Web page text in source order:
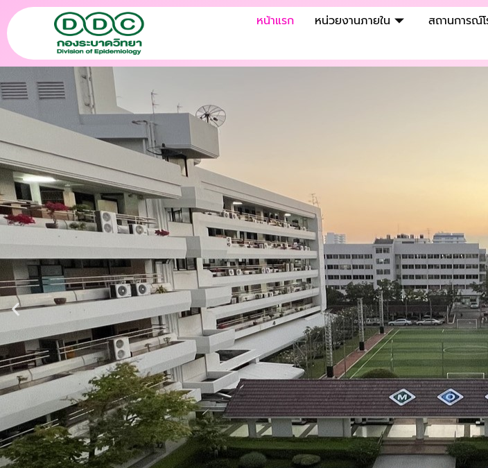
Skip
to
content
หน้าแรก หน่วยงานภายใน สถานการณ์